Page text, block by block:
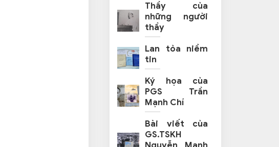
Thầy của
những người
thầy
Lan tỏa niềm
tin
Ký họa của
PGS Trần
Mạnh Chí
Bài viết của
GS.TSKH